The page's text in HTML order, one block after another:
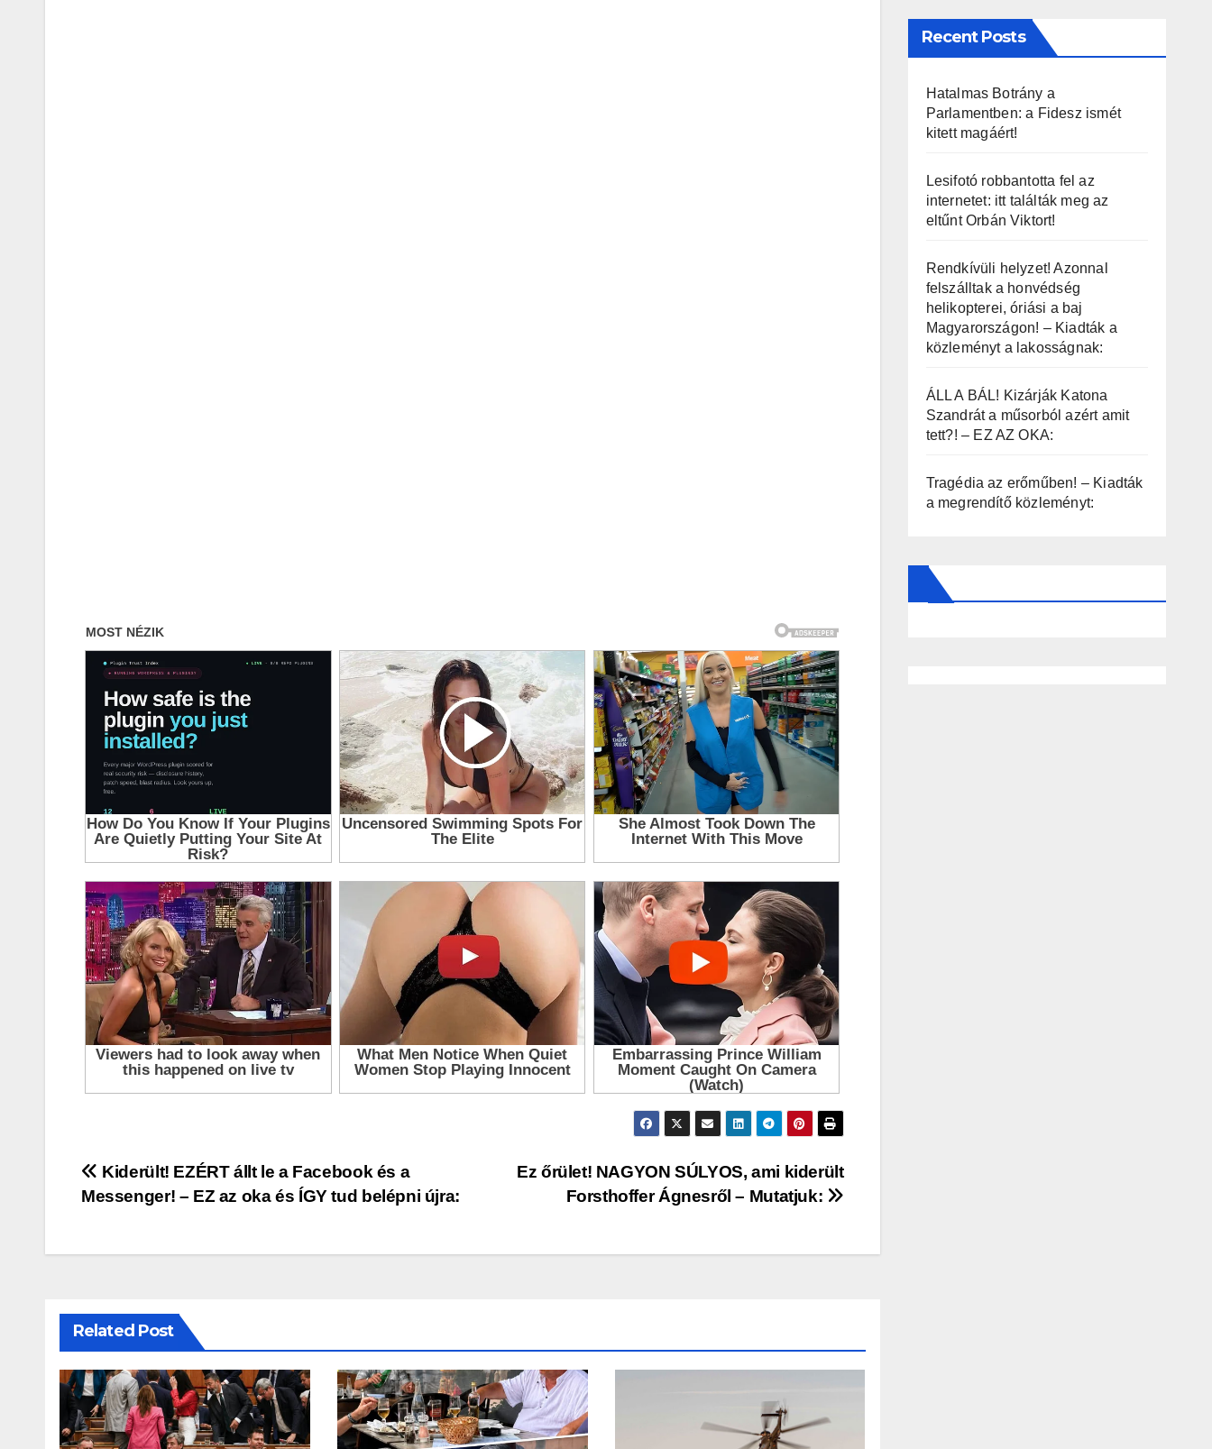
Bejegyzés
navigáció
Ez őrület! NAGYON SÚLYOS, ami kiderült
Forsthoffer Ágnesről – Mutatjuk:
Kiderült! EZÉRT állt le a Facebook és a
Messenger! – EZ az oka és ÍGY tud belépni újra:
Related Post
Recent Posts
Hatalmas Botrány a
Parlamentben: a Fidesz ismét
kitett magáért!
Lesifotó robbantotta fel az
internetet: itt találták meg az
eltűnt Orbán Viktort!
Rendkívüli helyzet! Azonnal
felszálltak a honvédség
helikopterei, óriási a baj
Magyarországon! – Kiadták a
közleményt a lakosságnak:
ÁLL A BÁL! Kizárják Katona
Szandrát a műsorból azért amit
tett?! – EZ AZ OKA:
Tragédia az erőműben! – Kiadták
a megrendítő közleményt: